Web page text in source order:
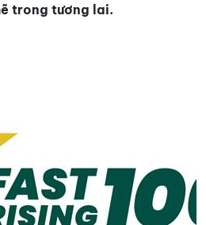
trong tương lai.